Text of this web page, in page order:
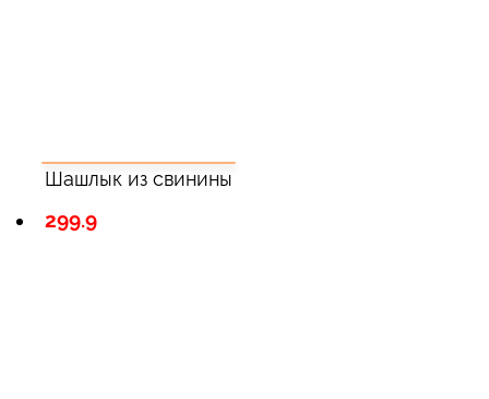
Шашлык из свинины
299.9